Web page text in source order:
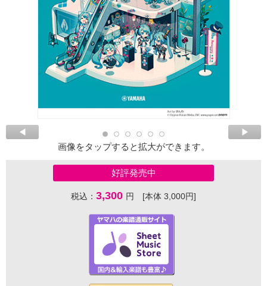
画像をタップすると拡大ができます。
好評発売中
税込： 3,300 円 [本体 3,000円]